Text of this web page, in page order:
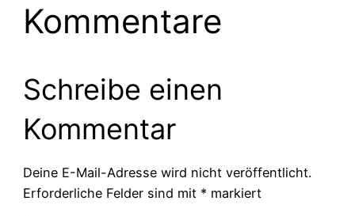
Kommentare
Schreibe einen
Kommentar
Deine E-Mail-Adresse wird nicht veröffentlicht.
Erforderliche Felder sind mit * markiert